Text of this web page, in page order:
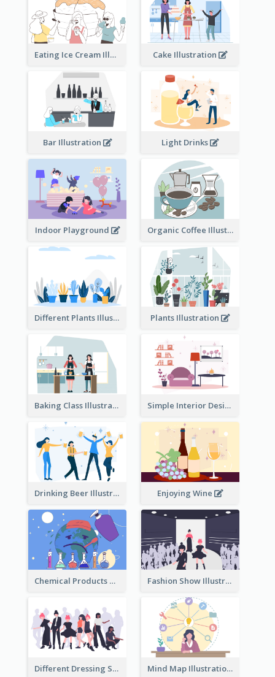
Eating Ice Cream Illustration Cake Illustration
Bar Illustration Light Drinks
Indoor Playground Organic Coffee Illustration
Different Plants Illustration Plants Illustration
Baking Class Illustration Simple Interior Design
Drinking Beer Illustration Enjoying Wine
Chemical Products Hazarding The Earth Illustration Fashion Show Illustration
Different Dressing Style Illustration Mind Map Illustration